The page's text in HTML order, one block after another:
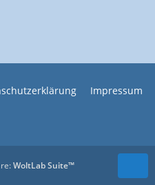
Impressum
WoltLab Suite™